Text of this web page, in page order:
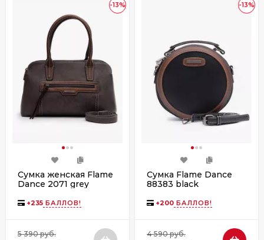
-13%
Сумка женская Flame
Dance 2071 grey
+235 БАЛЛОВ!
5 390 руб.
-13%
Сумка Flame Dance
88383 black
+200 БАЛЛОВ!
4 590 руб.